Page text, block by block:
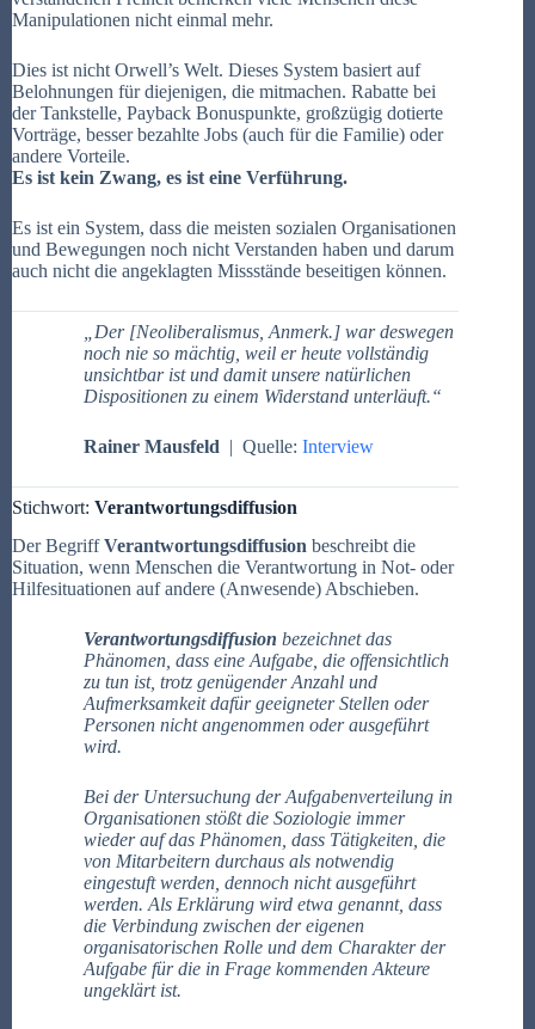
Manipulationen nicht einmal mehr.
Dies ist nicht Orwell’s Welt. Dieses System basiert auf
Belohnungen für diejenigen, die mitmachen. Rabatte bei
der Tankstelle, Payback Bonuspunkte, großzügig dotierte
Vorträge, besser bezahlte Jobs (auch für die Familie) oder
andere Vorteile.
Es ist kein Zwang, es ist eine Verführung.
Es ist ein System, dass die meisten sozialen Organisationen
und Bewegungen noch nicht Verstanden haben und darum
auch nicht die angeklagten Missstände beseitigen können.
„Der [Neoliberalismus, Anmerk.] war deswegen
noch nie so mächtig, weil er heute vollständig
unsichtbar ist und damit unsere natürlichen
Dispositionen zu einem Widerstand unterläuft.“
Rainer Mausfeld | Quelle: Interview
Stichwort: Verantwortungsdiffusion
Der BegriffVerantwortungsdiffusion beschreibt die
Situation, wenn Menschen die Verantwortung in Not- oder
Hilfesituationen auf andere (Anwesende) Abschieben.
Verantwortungsdiffusion bezeichnet das
Phänomen, dass eine Aufgabe, die offensichtlich
zu tun ist, trotz genügender Anzahl und
Aufmerksamkeit dafür geeigneter Stellen oder
Personen nicht angenommen oder ausgeführt
wird.
Bei der Untersuchung der Aufgabenverteilung in
Organisationen stößt die Soziologie immer
wieder auf das Phänomen, dass Tätigkeiten, die
von Mitarbeitern durchaus als notwendig
eingestuft werden, dennoch nicht ausgeführt
werden. Als Erklärung wird etwa genannt, dass
die Verbindung zwischen der eigenen
organisatorischen Rolle und dem Charakter der
Aufgabe für die in Frage kommenden Akteure
ungeklärt ist.